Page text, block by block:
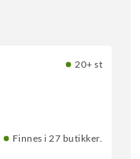
20+ st
Finnes i 27 butikker.